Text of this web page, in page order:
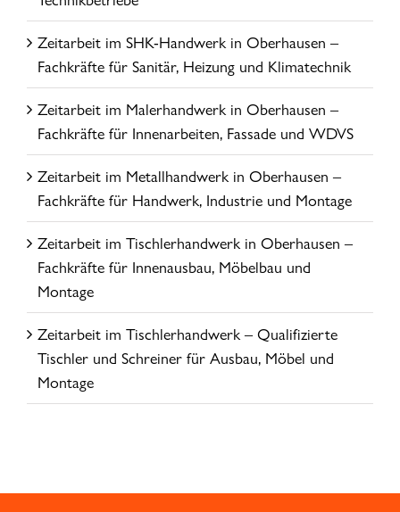
Zeitarbeit im SHK-Handwerk in Oberhausen –
Fachkräfte für Sanitär, Heizung und Klimatechnik
Zeitarbeit im Malerhandwerk in Oberhausen –
Fachkräfte für Innenarbeiten, Fassade und WDVS
Zeitarbeit im Metallhandwerk in Oberhausen –
Fachkräfte für Handwerk, Industrie und Montage
Zeitarbeit im Tischlerhandwerk in Oberhausen –
Fachkräfte für Innenausbau, Möbelbau und
Montage
Zeitarbeit im Tischlerhandwerk – Qualifizierte
Tischler und Schreiner für Ausbau, Möbel und
Montage